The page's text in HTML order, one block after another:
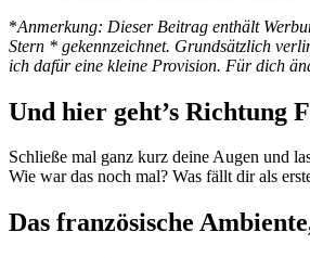
*Anmerkung: Dieser Beitrag enthält
Stern * gekennzeichnet. Grundsätzlich
ich dafür eine kleine Provision. Für dich
Und hier geht’s Richtung
Schließe mal ganz kurz deine Augen und
Wie war das noch mal? Was fällt dir als
Das französische